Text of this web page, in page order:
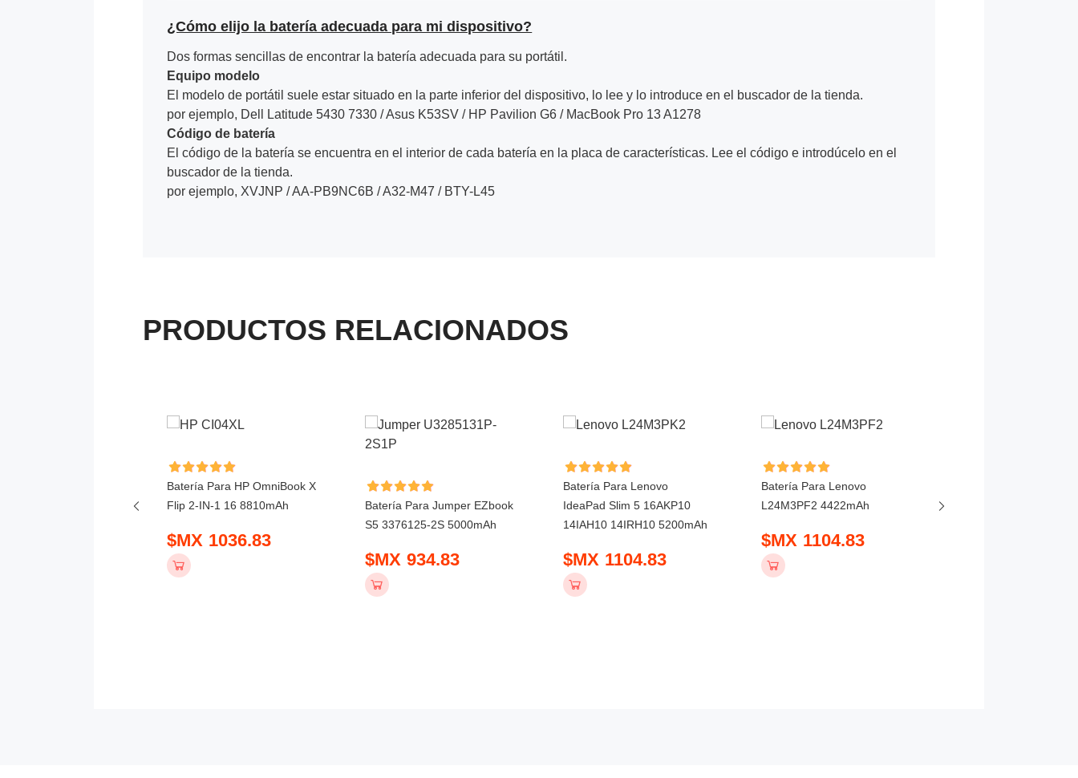
¿Cómo elijo la batería adecuada para mi dispositivo?
Dos formas sencillas de encontrar la batería adecuada para su portátil.
Equipo modelo
El modelo de portátil suele estar situado en la parte inferior del dispositivo, lo lee y lo introduce en el buscador de la tienda.
por ejemplo, Dell Latitude 5430 7330 / Asus K53SV / HP Pavilion G6 / MacBook Pro 13 A1278
Código de batería
El código de la batería se encuentra en el interior de cada batería en la placa de características. Lee el código e introdúcelo en el
buscador de la tienda.
por ejemplo, XVJNP / AA-PB9NC6B / A32-M47 / BTY-L45
PRODUCTOS RELACIONADOS
Batería Para HP OmniBook X
Flip 2-IN-1 16 8810mAh
$MX 1036.83
Batería Para Jumper EZbook
S5 3376125-2S 5000mAh
$MX 934.83
Batería Para Lenovo
IdeaPad Slim 5 16AKP10
14IAH10 14IRH10 5200mAh
$MX 1104.83
Batería Para Lenovo
L24M3PF2 4422mAh
$MX 1104.83